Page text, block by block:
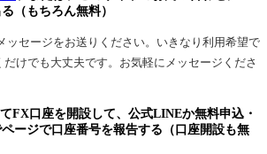
（もちろん無料）
ッセージをお送りください。いきなり利用希望で
けでも大丈夫です。お気軽にメッセージくださ
FX口座を開設して、公式LINEか無料申込・
ージで口座番号を報告する（口座開設も無